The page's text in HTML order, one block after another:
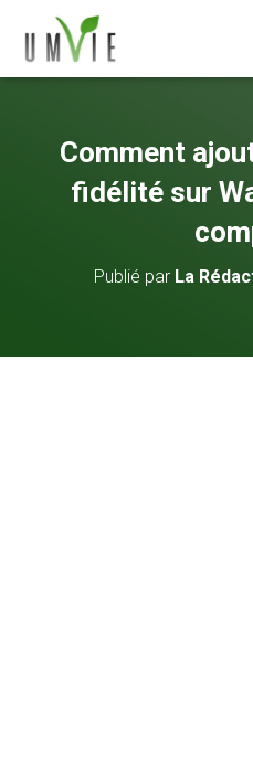
Comment
fidélité sur
Publié par La